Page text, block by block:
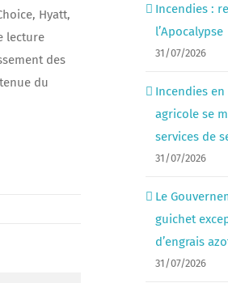
Hyatt,
lecture
des
du
Incendies :
l’Apocalypse
31/07/2026
Incendies
agricole se
services de
31/07/2026
Le
guichet
d’engrais
31/07/2026